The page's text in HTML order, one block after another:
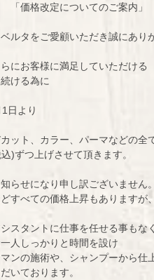
改定についてのご案内」
ルタをご愛顧いただき誠にあり
にお客様に満足していただける
ける為に
日より
ット、カラー、パーマなどの全
)ずつ上げさせて頂きます。
らせになり申し訳ございません。
すべての価格上昇もありますが、
スタントに仕事を任せる事もなく
人しっかりと時間を設け
ンの施術や、シャンプーから仕
いております。